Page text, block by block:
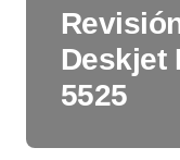
Deskjet
5525